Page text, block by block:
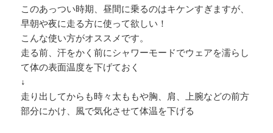
このあっつい時期、昼間に乗るのはキケンすぎますが、
早朝や夜に走る方に使って欲しい！
こんな使い方がオススメです。
走る前、汗をかく前にシャワーモードでウェアを濡らし
て体の表面温度を下げておく
↓
走り出してからも時々太ももや胸、肩、上腕などの前方
部分にかけ、風で気化させて体温を下げる